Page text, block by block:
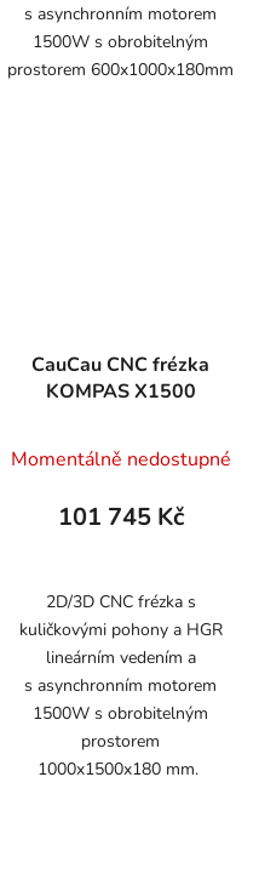
s asynchronním motorem
1500W s obrobitelným
prostorem 600x1000x180mm
CauCau CNC frézka
KOMPAS X1500
Momentálně nedostupné
101 745 Kč
2D/3D CNC frézka s
kuličkovými pohony a HGR
lineárním vedením a
s asynchronním motorem
1500W s obrobitelným
prostorem
1000x1500x180 mm.